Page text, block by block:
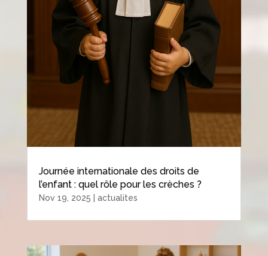
Journée internationale des droits de
l’enfant : quel rôle pour les crèches ?
Nov 19, 2025 actualites